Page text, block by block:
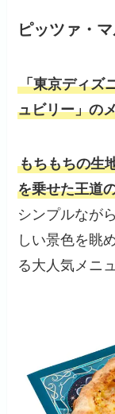
ピッツァ・
「東京ディズ
ュビリー」の
もちもちの生
を乗せた王道
シンプルなが
しい景色を眺
る大人気メニ